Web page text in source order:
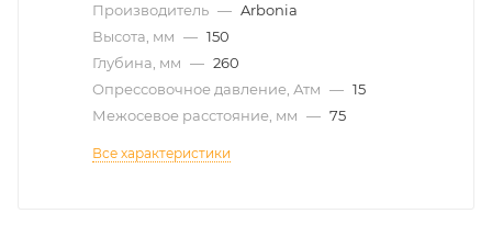
Производитель — Arbonia
Высота, мм — 150
Глубина, мм — 260
Опрессовочное давление, Атм — 15
Межосевое расстояние, мм — 75
Все характеристики